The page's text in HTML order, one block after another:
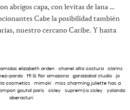
abrigos capa, con levitas de lana …
Cabe la posibilidad también
nuestro cercano Caribe. Y hasta
elizabeth arden · chanel alta costura · clarins ·
pardo · ffl & flor amazona · garaizabal studio · jo
cosmetics· mimoki· miss charming juliette has a
goutal paris· sisley· supremÿa sisley· yolanda
aberasturi